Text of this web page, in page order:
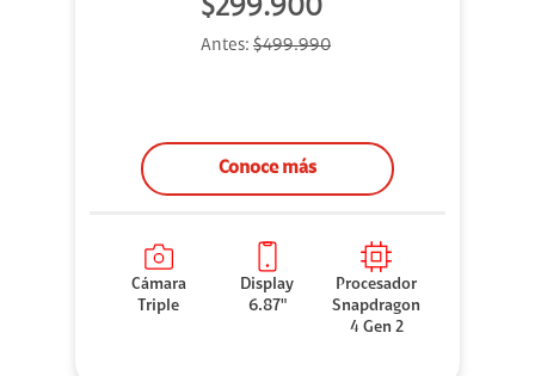
$299.900
Antes: $499.990
Conoce más
Cámara
Triple
Display
6.87"
Procesador
Snapdragon
4 Gen 2